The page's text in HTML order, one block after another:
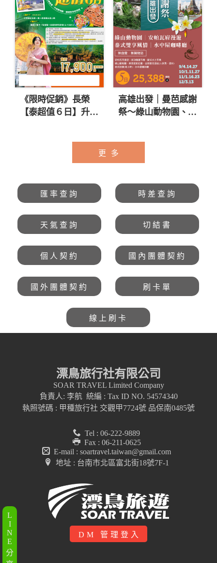
L
I
N
E
分
《限時促銷》長榮
【泰超值６日】升等
高雄出發｜曼芭感謝
祭～綠山動物園、安
更多
匯率查詢 時差查詢
天氣查詢 切結書
個人契約 國內團體契約
國外團體契約 刷卡單
線上刷卡
漂鳥旅行社有限公司
SOAR TRAVEL Limited Company
負責人: 李航 統編 : Tax ID NO. 54574340
執照號碼 : 甲種旅行社 交觀甲7724號 品保南0485號
Tel : 06-222-9889
Fax : 06-211-0625
E-mail : soartravel.taiwan@gmail.com
地址 : 台南市北區富北街18號7F-1
DM 管理登入